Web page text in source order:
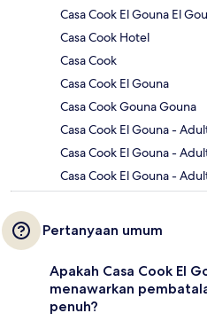
Casa Cook El Gouna El
Casa Cook Hotel
Casa Cook
Casa Cook El Gouna
Casa Cook Gouna Gouna
Casa Cook El Gouna -
Casa Cook El Gouna -
Casa Cook El Gouna -
Pertanyaan umum
Apakah Casa Cook El
menawarkan
penuh?